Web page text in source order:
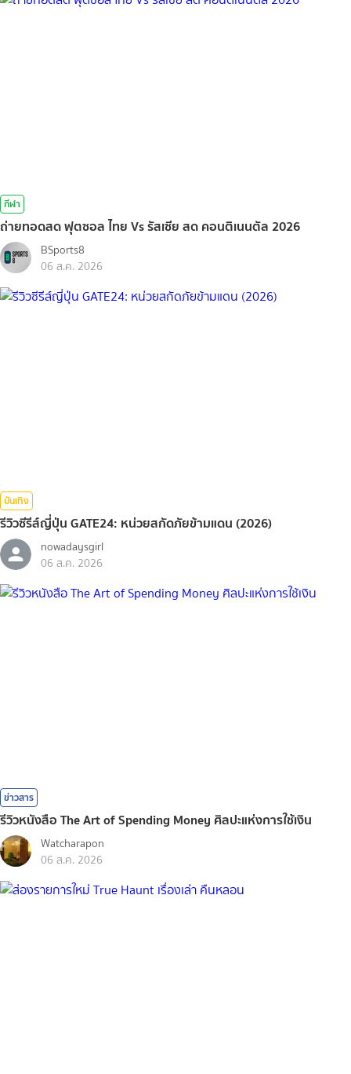
กีฬา
ถ่ายทอดสด ฟุตซอล ไทย Vs รัสเซีย สด คอนติเนนตัล 2026
BSports8
06 ส.ค. 2026
บันเทิง
รีวิวซีรีส์ญี่ปุ่น GATE24: หน่วยสกัดภัยข้ามแดน (2026)
nowadaysgirl
06 ส.ค. 2026
ข่าวสาร
รีวิวหนังสือ The Art of Spending Money ศิลปะแห่งการใช้เงิน
Watcharapon
06 ส.ค. 2026